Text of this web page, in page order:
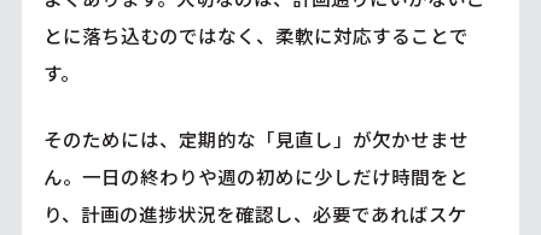
とに落ち込むのではなく、柔軟に対応することで
す。
そのためには、定期的な「見直し」が欠かせませ
ん。一日の終わりや週の初めに少しだけ時間をと
り、計画の進捗状況を確認し、必要であればスケ